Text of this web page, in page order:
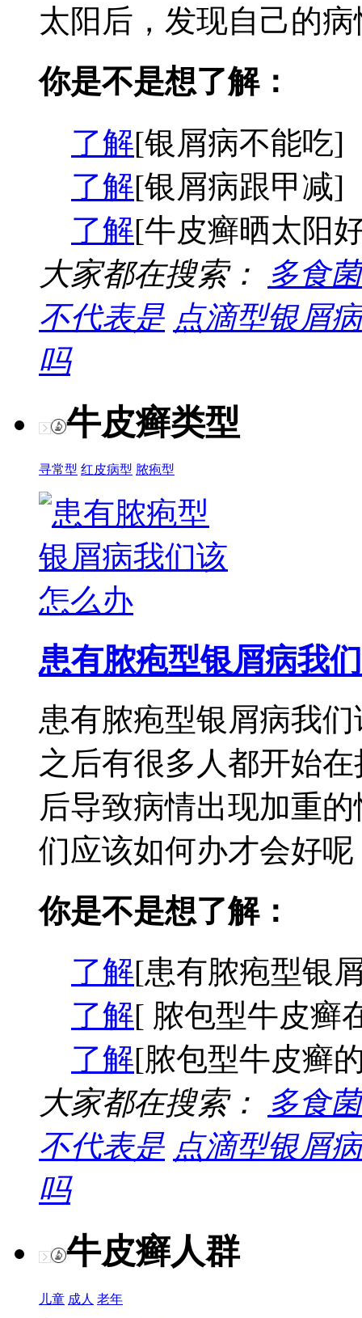
太阳后，发现自己的
你是不是想了解：
了解[银屑病不能吃]
了解[银屑病跟甲减]
了解[牛皮癣晒太阳
大家都在搜索：
多食
不代表是 点滴型银屑
吗
牛皮癣类型
寻常型 红皮病型 脓疱型
患有脓疱型银屑病我们
患有脓疱型银屑病我
之后有很多人都开始
后导致病情出现加重
们应该如何办才会好
你是不是想了解：
了解[患有脓疱型银
了解[ 脓包型牛皮癣
了解[脓包型牛皮癣
大家都在搜索：
多食
不代表是 点滴型银屑
吗
牛皮癣人群
儿童 成人 老年